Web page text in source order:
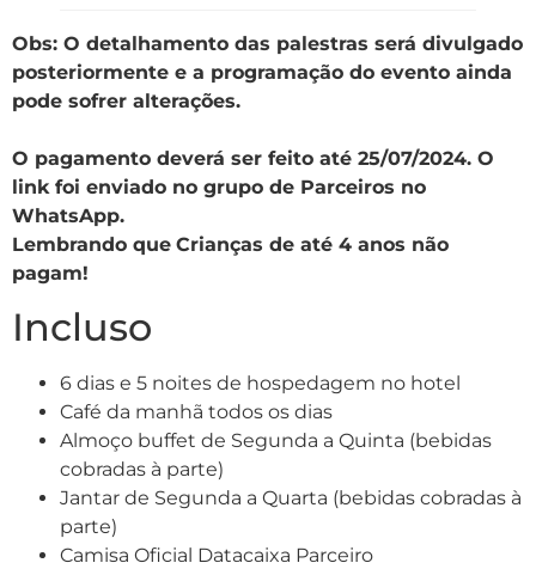
Obs: O detalhamento das palestras será divulgado
posteriormente e a programação do evento ainda
pode sofrer alterações.
O pagamento deverá ser feito até 25/07/2024. O
link foi enviado no grupo de Parceiros no
WhatsApp.
Lembrando que Crianças de até 4 anos não
pagam!
Incluso
6 dias e 5 noites de hospedagem no hotel
Café da manhã todos os dias
Almoço buffet de Segunda a Quinta (bebidas
cobradas à parte)
Jantar de Segunda a Quarta (bebidas cobradas à
parte)
Camisa Oficial Datacaixa Parceiro